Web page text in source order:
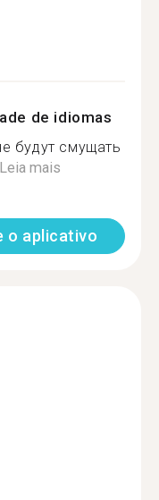
de idiomas
будут смущать
Leia mais
o aplicativo